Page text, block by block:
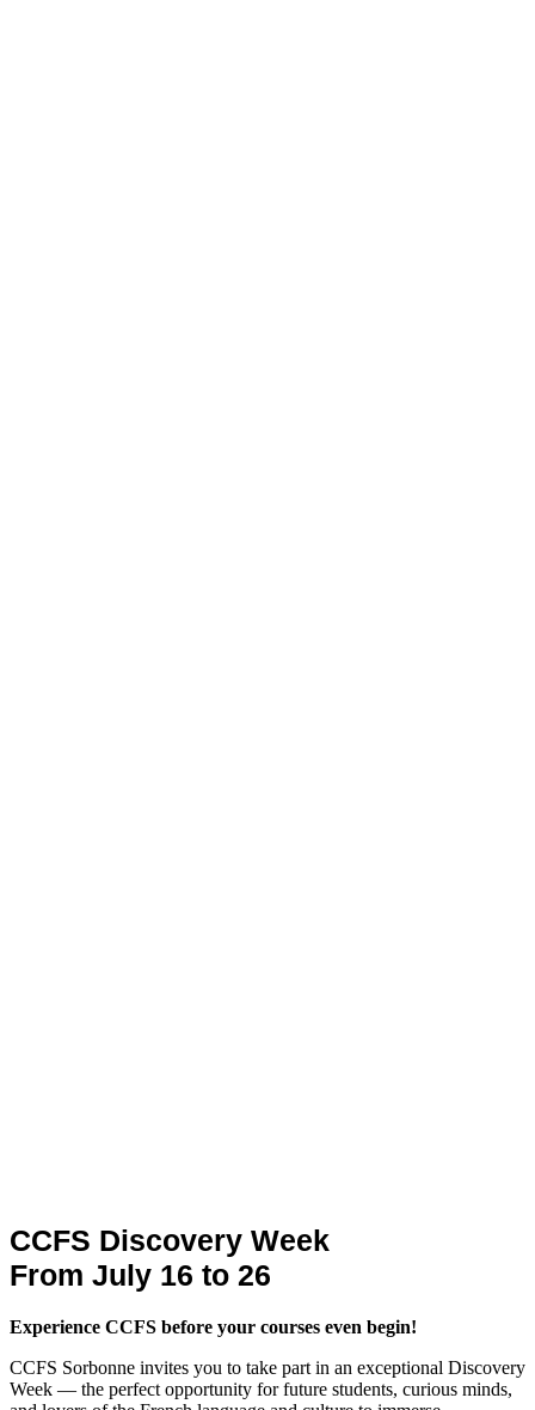
CCFS Discovery Week
From July 16 to 26
Experience CCFS before your courses even begin!
CCFS Sorbonne invites you to take part in an exceptional Discovery
Week — the perfect opportunity for future students, curious minds,